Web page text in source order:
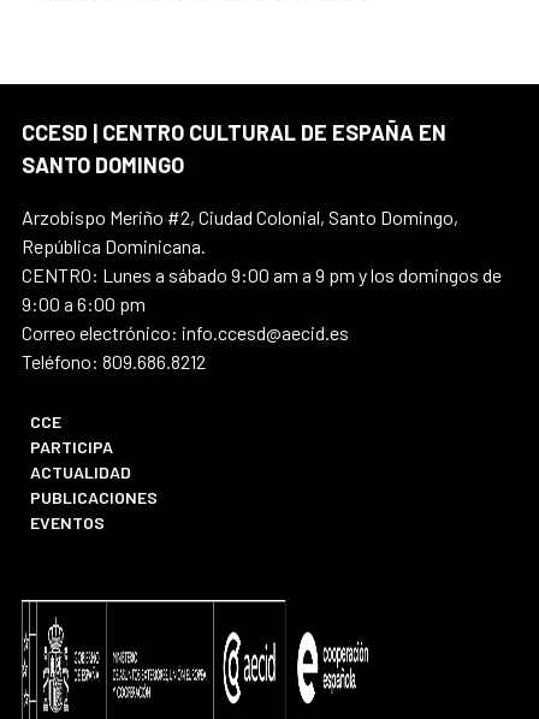
CCESD | CENTRO CULTURAL DE ESPAÑA EN
SANTO DOMINGO
Arzobispo Meriño #2, Ciudad Colonial, Santo Domingo,
República Dominicana.
CENTRO: Lunes a sábado 9:00 am a 9 pm y los domingos de
9:00 a 6:00 pm
Correo electrónico: info.ccesd@aecid.es
Teléfono: 809.686.8212
CCE
PARTICIPA
ACTUALIDAD
PUBLICACIONES
EVENTOS